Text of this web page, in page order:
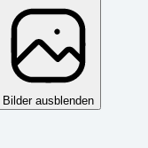
Bilder ausblenden